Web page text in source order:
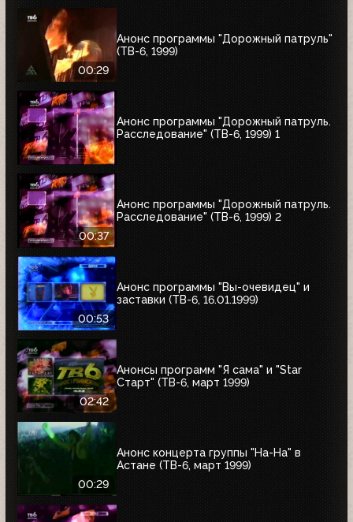
00:29
Анонс программы "Дорожный патруль"
(ТВ-6, 1999)
Анонс программы "Дорожный патруль.
Расследование" (ТВ-6, 1999) 1
00:37
Анонс программы "Дорожный патруль.
Расследование" (ТВ-6, 1999) 2
00:53
Анонс программы "Вы-очевидец" и
заставки (ТВ-6, 16.01.1999)
02:42
Анонсы программ "Я сама" и "Star
Старт" (ТВ-6, март 1999)
00:29
Анонс концерта группы "На-На" в
Астане (ТВ-6, март 1999)